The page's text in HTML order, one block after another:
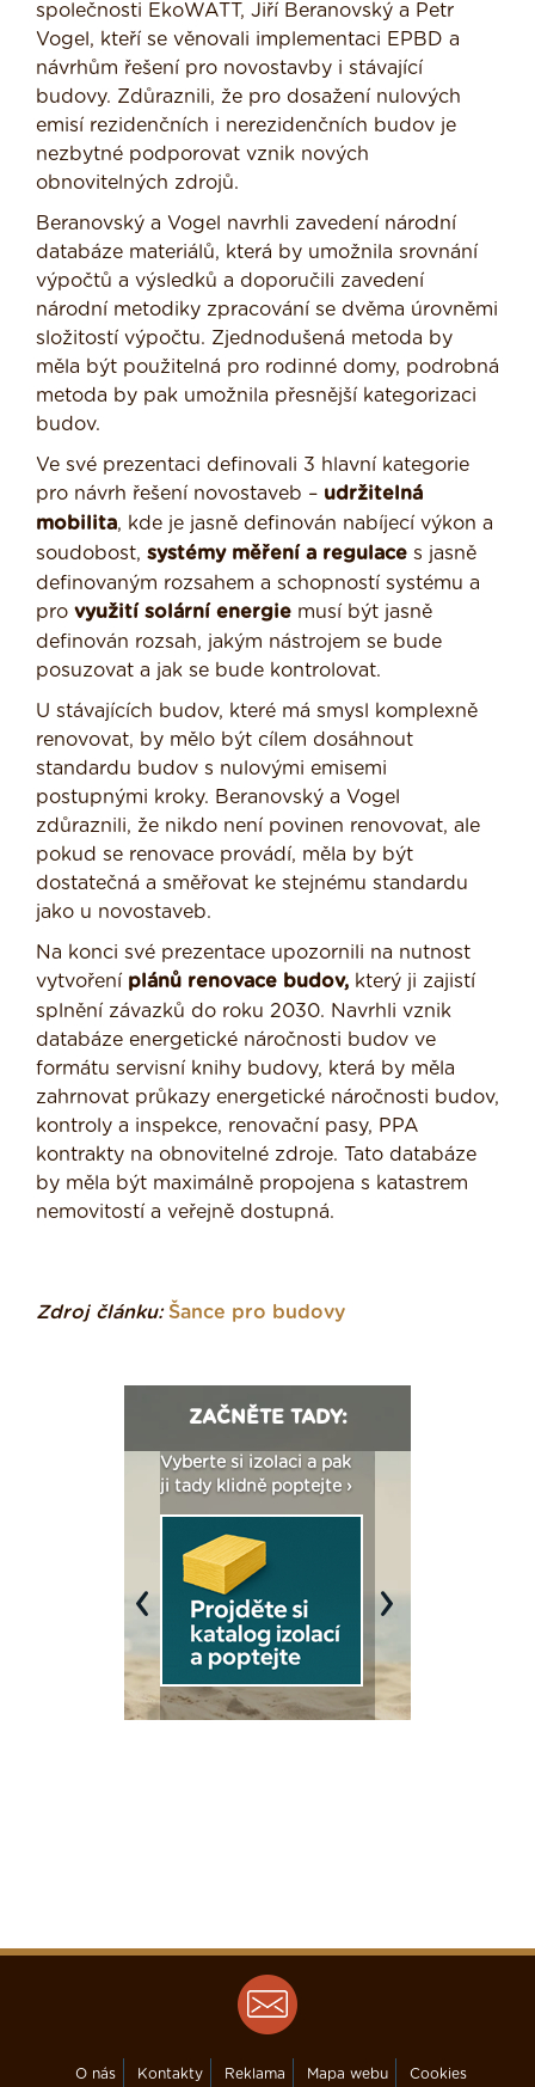
společnosti EkoWATT, Jiří Beranovský a Petr
Vogel, kteří se věnovali implementaci EPBD a
návrhům řešení pro novostavby i stávající
budovy. Zdůraznili, že pro dosažení nulových
emisí rezidenčních i nerezidenčních budov je
nezbytné podporovat vznik nových
obnovitelných zdrojů.
Beranovský a Vogel navrhli zavedení národní
databáze materiálů, která by umožnila srovnání
výpočtů a výsledků a doporučili zavedení
národní metodiky zpracování se dvěma úrovněmi
složitostí výpočtu. Zjednodušená metoda by
měla být použitelná pro rodinné domy, podrobná
metoda by pak umožnila přesnější kategorizaci
budov.
Ve své prezentaci definovali 3 hlavní kategorie
pro návrh řešení novostaveb – udržitelná
mobilita, kde je jasně definován nabíjecí výkon a
soudobost, systémy měření a regulace s jasně
definovaným rozsahem a schopností systému a
pro využití solární energie musí být jasně
definován rozsah, jakým nástrojem se bude
posuzovat a jak se bude kontrolovat.
U stávajících budov, které má smysl komplexně
renovovat, by mělo být cílem dosáhnout
standardu budov s nulovými emisemi
postupnými kroky. Beranovský a Vogel
zdůraznili, že nikdo není povinen renovovat, ale
pokud se renovace provádí, měla by být
dostatečná a směřovat ke stejnému standardu
jako u novostaveb.
Na konci své prezentace upozornili na nutnost
vytvoření plánů renovace budov, který ji zajistí
splnění závazků do roku 2030. Navrhli vznik
databáze energetické náročnosti budov ve
formátu servisní knihy budovy, která by měla
zahrnovat průkazy energetické náročnosti budov,
kontroly a inspekce, renovační pasy, PPA
kontrakty na obnovitelné zdroje. Tato databáze
by měla být maximálně propojena s katastrem
nemovitostí a veřejně dostupná.
Zdroj článku: Šance pro budovy
ZAČNĚTE TADY:
Vyberte si izolaci a pak
ji tady klidně poptejte ›
Previous Next
O nás Kontakty Reklama Mapa webu Cookies